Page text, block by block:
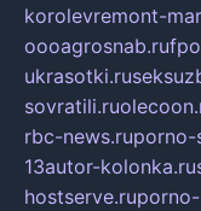
korolevremont-
oooagrosnab.ru
ukrasotki.ru
sovratili.ru
rbc-news.ruporno-
13autor-kolonka.ru
hostserve.ru